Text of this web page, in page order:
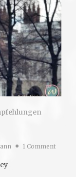
1 Comment